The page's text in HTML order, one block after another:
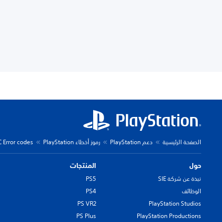
الصفحة الرئيسية دعم PlayStation رموز أخطاء PlayStation Error codes
حول
نبذة عن شركة SIE
الوظائف
PlayStation Studios
PlayStation Productions
المنتجات
PS5
PS4
PS VR2
PS Plus